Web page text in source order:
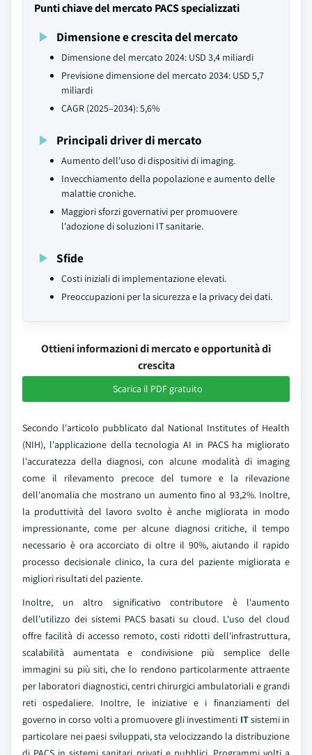
Punti chiave del mercato PACS specializzati
Dimensione e crescita del mercato
Dimensione del mercato 2024: USD 3,4 miliardi
Previsione dimensione del mercato 2034: USD 5,7
miliardi
CAGR (2025–2034): 5,6%
Principali driver di mercato
Aumento dell'uso di dispositivi di imaging.
Invecchiamento della popolazione e aumento delle
malattie croniche.
Maggiori sforzi governativi per promuovere
l'adozione di soluzioni IT sanitarie.
Sfide
Costi iniziali di implementazione elevati.
Preoccupazioni per la sicurezza e la privacy dei dati.
Ottieni informazioni di mercato e opportunità di
crescita
Scarica il PDF gratuito
Secondo l'articolo pubblicato dal National Institutes of Health
(NIH), l'applicazione della tecnologia AI in PACS ha migliorato
l'accuratezza della diagnosi, con alcune modalità di imaging
come il rilevamento precoce del tumore e la rilevazione
dell'anomalia che mostrano un aumento fino al 93,2%. Inoltre,
la produttività del lavoro svolto è anche migliorata in modo
impressionante, come per alcune diagnosi critiche, il tempo
necessario è ora accorciato di oltre il 90%, aiutando il rapido
processo decisionale clinico, la cura del paziente migliorata e
migliori risultati del paziente.
Inoltre, un altro significativo contributore è l'aumento
dell'utilizzo dei sistemi PACS basati su cloud. L'uso del cloud
offre facilità di accesso remoto, costi ridotti dell'infrastruttura,
scalabilità aumentata e condivisione più semplice delle
immagini su più siti, che lo rendono particolarmente attraente
per laboratori diagnostici, centri chirurgici ambulatoriali e grandi
reti ospedaliere. Inoltre, le iniziative e i finanziamenti del
governo in corso volti a promuovere gli investimenti ITsistemi in
particolare nei paesi sviluppati, sta velocizzando la distribuzione